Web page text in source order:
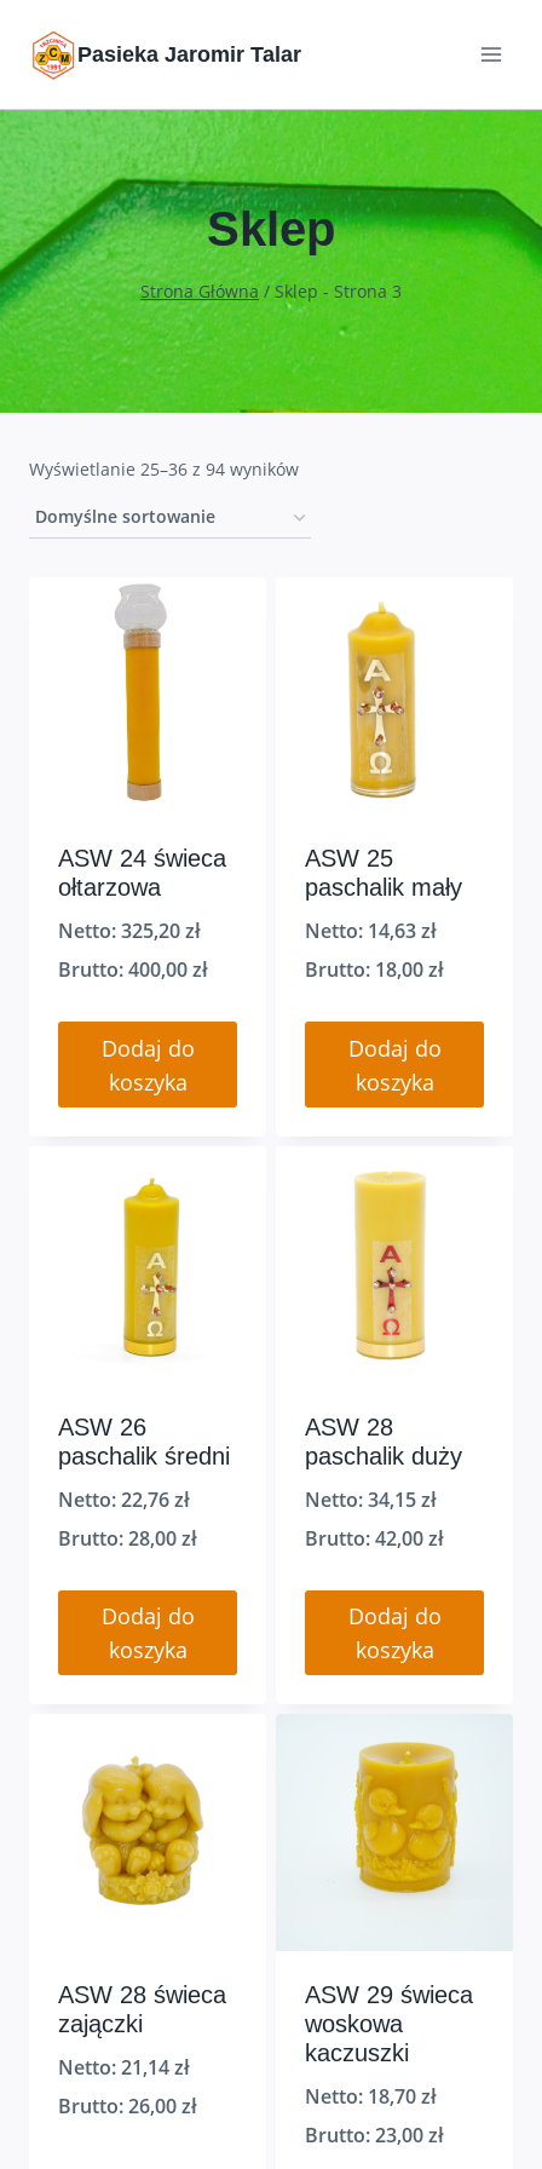
Pasieka Jaromir Talar
Sklep
Strona Główna / Sklep - Strona 3
Wyświetlanie 25–36 z 94 wyników
ASW 24 świeca
ołtarzowa
Netto:325,20zł
Brutto:400,00zł
Dodaj do
koszyka
ASW 25
paschalik mały
Netto: 14,63zł
Brutto: 18,00zł
Dodaj do
koszyka
ASW 26
paschalik średni
Netto:22,76zł
Brutto:28,00zł
Dodaj do
koszyka
ASW 28
paschalik duży
Netto:34,15zł
Brutto:42,00zł
Dodaj do
koszyka
ASW 28 świeca
zajączki
Netto:21,14zł
Brutto:26,00zł
ASW 29 świeca
woskowa
kaczuszki
Netto: 18,70zł
Brutto:23,00zł